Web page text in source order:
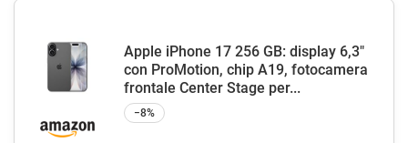
Apple iPhone 17 256 GB: display 6,3"
con ProMotion, chip A19, fotocamera
frontale Center Stage per...
−8%